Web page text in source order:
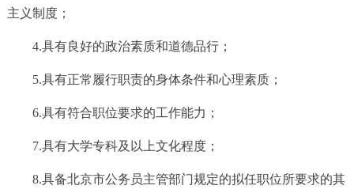
中介服务 阳光政务
政民互动
12345网上接诉即办 我要咨询
主义制度；
4.具有良好的政治素质和道德品行；
5.具有正常履行职责的身体条件和心理素质；
6.具有符合职位要求的工作能力；
7.具有大学专科及以上文化程度；
8.具备北京市公务员主管部门规定的拟任职位所要求的其